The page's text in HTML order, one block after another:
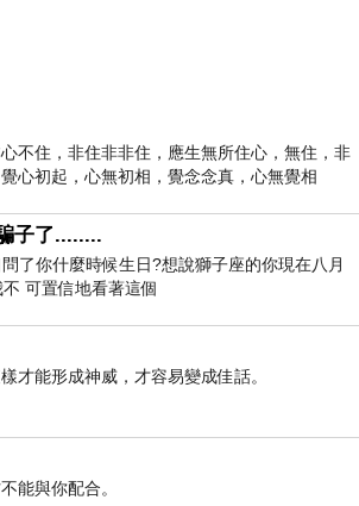
不住，非住非非住，應生無所住心，無住，非
心初起，心無初相，覺念念真，心無覺相
子了........
你什麼時候生日?想說獅子座的你現在八月
可置信地看著這個
才能形成神威，才容易變成佳話。
能與你配合。